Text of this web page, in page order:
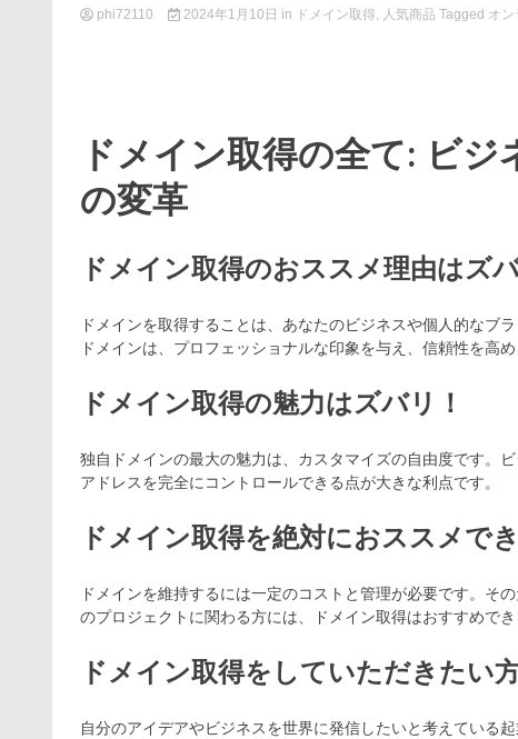
phi72110 2024年1月10日 in ドメイン取得, 人気商品 Tagged オン
ドメイン取得の全て: ビ
の変革
ドメイン取得のおススメ理由はズ
ドメインを取得することは、あなたのビジネスや個人的なブ
ドメインは、プロフェッショナルな印象を与え、信頼性を高
ドメイン取得の魅力はズバリ！
独自ドメインの最大の魅力は、カスタマイズの自由度です。
アドレスを完全にコントロールできる点が大きな利点です。
ドメイン取得を絶対におススメで
ドメインを維持するには一定のコストと管理が必要です。そ
のプロジェクトに関わる方には、ドメイン取得はおすすめでき
ドメイン取得をしていただきたい
自分のアイデアやビジネスを世界に発信したいと考えている